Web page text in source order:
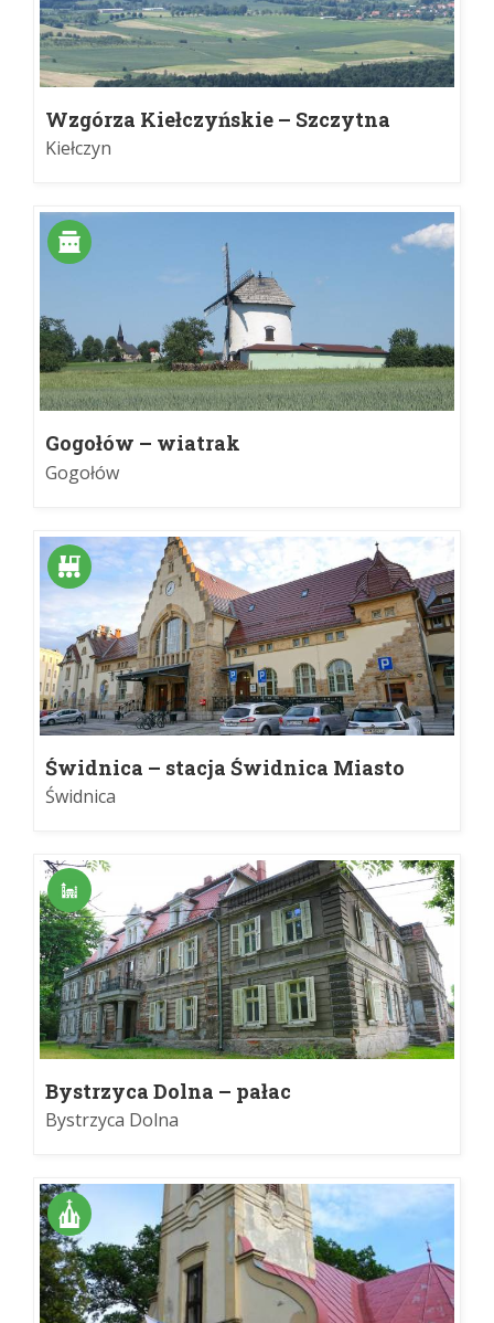
Wzgórza Kiełczyńskie – Szczytna
Kiełczyn
Gogołów – wiatrak
Gogołów
Świdnica – stacja Świdnica Miasto
Świdnica
Bystrzyca Dolna – pałac
Bystrzyca Dolna